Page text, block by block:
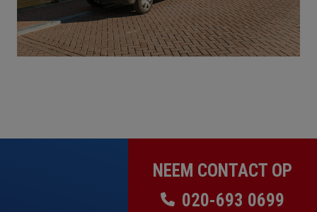
NEEM CONTACT OP
020-693 0699